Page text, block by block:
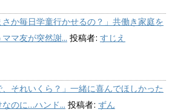
さか毎日学童行かせるの？」共働き家庭を
マ友が突然謝... 投稿者: すじえ
、それいくら？」一緒に喜んでほしかった
なのに…ハンド... 投稿者: ずん